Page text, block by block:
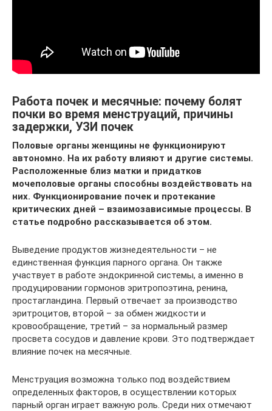
Работа почек и месячные: почему болят
почки во время менструаций, причины
задержки, УЗИ почек
Половые органы женщины не функционируют
автономно. На их работу влияют и другие системы.
Расположенные близ матки и придатков
мочеполовые органы способны воздействовать на
них. Функционирование почек и протекание
критических дней – взаимозависимые процессы. В
статье подробно рассказывается об этом.
Выведение продуктов жизнедеятельности – не
единственная функция парного органа. Он также
участвует в работе эндокринной системы, а именно в
продуцировании гормонов эритропоэтина, ренина,
простагландина. Первый отвечает за производство
эритроцитов, второй – за обмен жидкости и
кровообращение, третий – за нормальный размер
просвета сосудов и давление крови. Это подтверждает
влияние почек на месячные.
Менструация возможна только под воздействием
определенных факторов, в осуществлении которых
парный орган играет важную роль. Среди них отмечают